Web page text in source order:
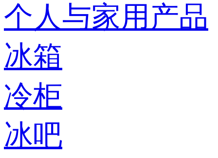
个人与家用产品
冰箱
冷柜
冰吧